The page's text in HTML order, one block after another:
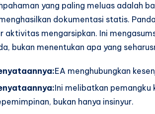
yang paling meluas adalah
dokumentasi statis.
aktivitas mengarsipkan. Ini
bukan menentukan apa yang
EA menghubungkan
Ini melibatkan pemangku
bukan hanya insinyur.